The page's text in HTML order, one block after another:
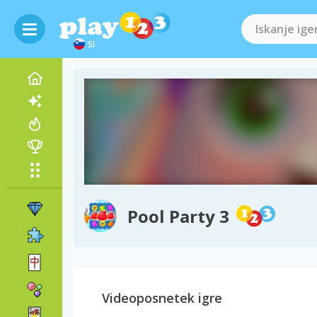
SI
Pool Party 3
Videoposnetek igre